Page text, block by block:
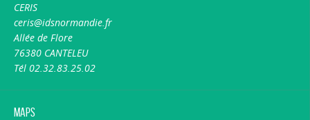
CERIS
ceris@idsnormandie.fr
Allée de Flore
76380 CANTELEU
Tél 02.32.83.25.02
Maps